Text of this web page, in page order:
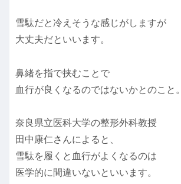
雪駄だと冷えそうな感じがしますが
大丈夫だといいます。
鼻緒を指で挟むことで
血行が良くなるのではないかとのこと。
奈良県立医科大学の整形外科教授
田中康仁さんによると、
雪駄を履くと血行がよくなるのは
医学的に間違いないといいます。